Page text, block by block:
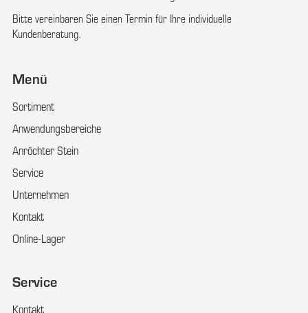
Bitte vereinbaren Sie einen Termin für Ihre individuelle
Kundenberatung.
Menü
Sortiment
Anwendungsbereiche
Anröchter Stein
Service
Unternehmen
Kontakt
Online-Lager
Service